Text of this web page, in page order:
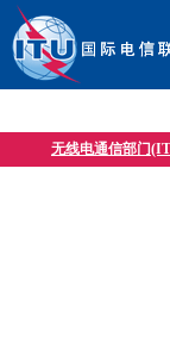
无线电通信部门